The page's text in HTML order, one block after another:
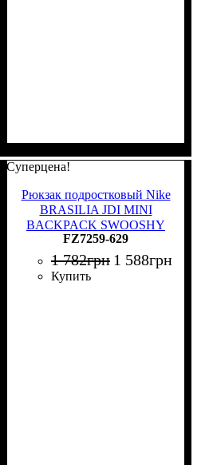
Суперцена!
Рюкзак подростковый Nike
BRASILIA JDI MINI
BACKPACK SWOOSHY
розово-белый FZ7259-629
FZ7259-629
1 782грн 1 588грн
Купить